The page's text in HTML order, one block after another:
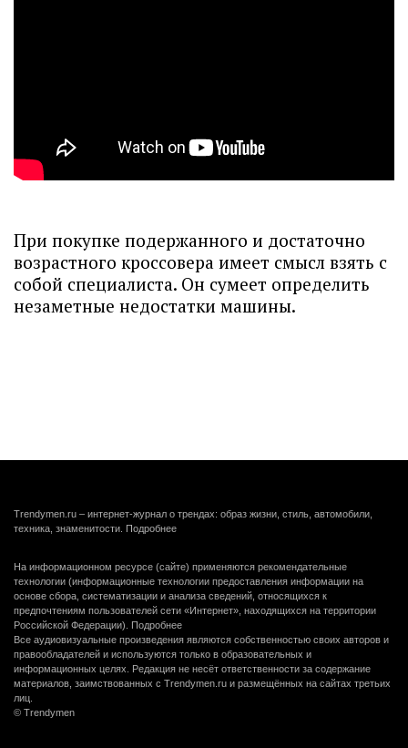
При покупке подержанного и достаточно
возрастного кроссовера имеет смысл взять с
собой специалиста. Он сумеет определить
незаметные недостатки машины.
Trendymen.ru – интернет-журнал о трендах: образ жизни, стиль, автомобили,
техника, знаменитости. Подробнее
На информационном ресурсе (сайте) применяются рекомендательные
технологии (информационные технологии предоставления информации на
основе сбора, систематизации и анализа сведений, относящихся к
предпочтениям пользователей сети «Интернет», находящихся на территории
Российской Федерации). Подробнее
Все аудиовизуальные произведения являются собственностью своих авторов и
правообладателей и используются только в образовательных и
информационных целях. Редакция не несёт ответственности за содержание
материалов, заимствованных с Trendymen.ru и размещённых на сайтах третьих
лиц.
© Trendymen